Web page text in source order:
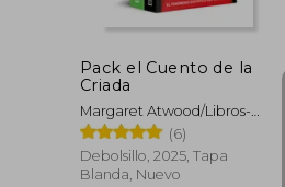
Pack el Cuento de la
Criada
Margaret Atwood/Libros-
Ebooks/Margaret-
Atwood/483Margaret
Atwood
(6)
Debolsillo, 2025, Tapa
Blanda, Nuevo